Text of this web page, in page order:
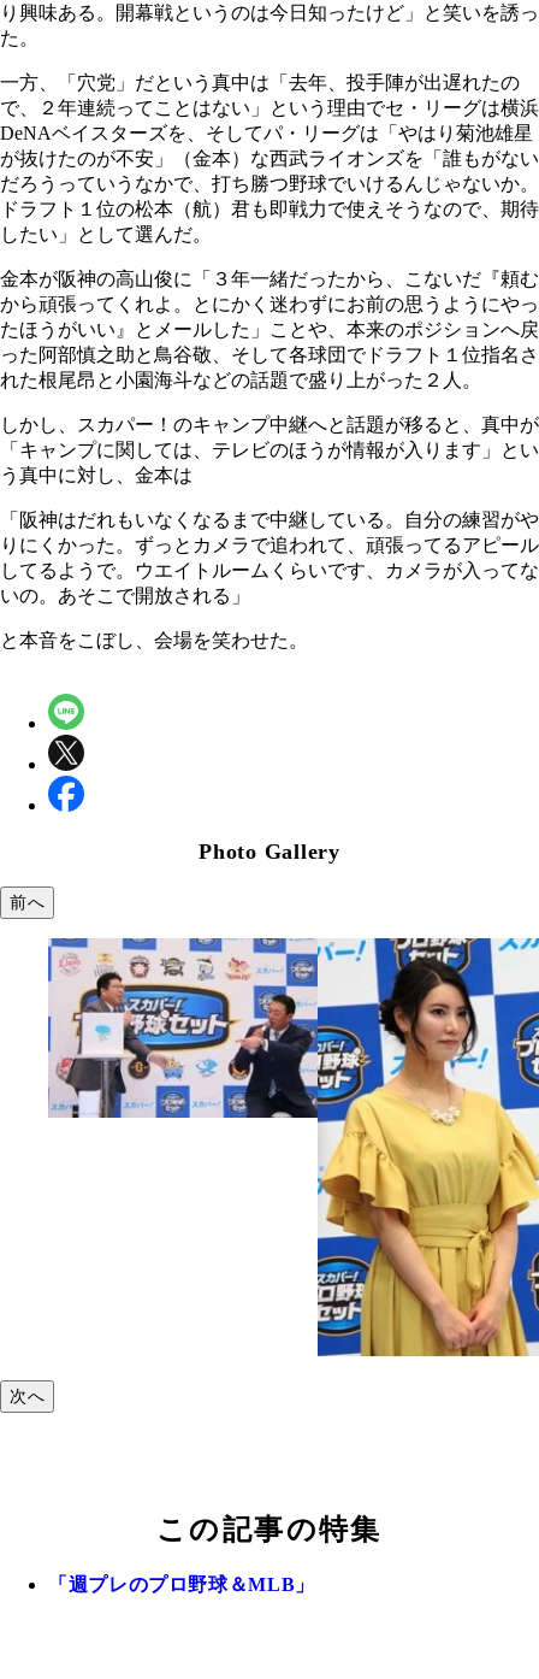
り興味ある。開幕戦というのは今日知ったけど」と笑いを誘っ
た。
一方、「穴党」だという真中は「去年、投手陣が出遅れたの
で、２年連続ってことはない」という理由でセ・リーグは横浜
DeNAベイスターズを、そしてパ・リーグは「やはり菊池雄星
が抜けたのが不安」（金本）な西武ライオンズを「誰もがない
だろうっていうなかで、打ち勝つ野球でいけるんじゃないか。
ドラフト１位の松本（航）君も即戦力で使えそうなので、期待
したい」として選んだ。
金本が阪神の高山俊に「３年一緒だったから、こないだ『頼む
から頑張ってくれよ。とにかく迷わずにお前の思うようにやっ
たほうがいい』とメールした」ことや、本来のポジションへ戻
った阿部慎之助と鳥谷敬、そして各球団でドラフト１位指名さ
れた根尾昂と小園海斗などの話題で盛り上がった２人。
しかし、スカパー！のキャンプ中継へと話題が移ると、真中が
「キャンプに関しては、テレビのほうが情報が入ります」とい
う真中に対し、金本は
「阪神はだれもいなくなるまで中継している。自分の練習がや
りにくかった。ずっとカメラで追われて、頑張ってるアピール
してるようで。ウエイトルームくらいです、カメラが入ってな
いの。あそこで開放される」
と本音をこぼし、会場を笑わせた。
Photo Gallery
前へ
次へ
この記事の特集
「週プレのプロ野球＆MLB」